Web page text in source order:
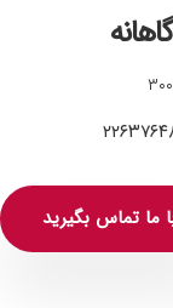
ما تماس بگیرید